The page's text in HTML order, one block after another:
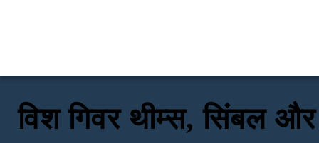
विश गिवर थीम्स, सिंबल और